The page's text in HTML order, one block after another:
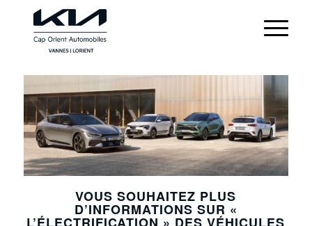
VOUS SOUHAITEZ PLUS
D’INFORMATIONS SUR «
L’ÉLECTRIFICATION » DES VÉHICULES